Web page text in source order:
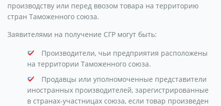
производству или перед ввозом товара на территорию
стран Таможенного союза.
Заявителями на получение СГР могут быть:
Производители, чьи предприятия расположены
на территории Таможенного союза.
Продавцы или уполномоченные представители
иностранных производителей, зарегистрированные
в странах-участницах союза, если товар произведен